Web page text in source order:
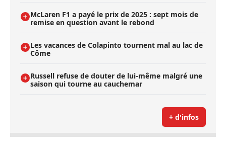
McLaren F1 a payé le prix de 2025 : sept mois de
remise en question avant le rebond
Les vacances de Colapinto tournent mal au lac de
Côme
Russell refuse de douter de lui-même malgré une
saison qui tourne au cauchemar
+ d'infos